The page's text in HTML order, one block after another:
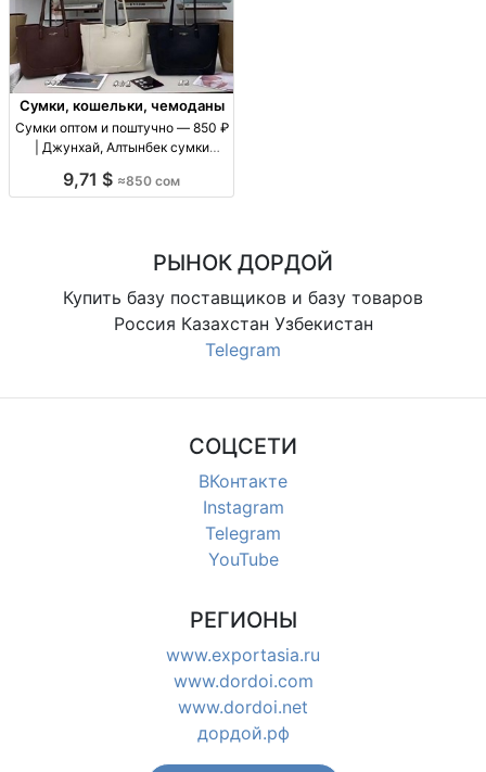
Сумки, кошельки, чемоданы
Сумки оптом и поштучно — 850 ₽
| Джунхай, Алтынбек сумки
по модели, повседневные, для
9,71 $ ≈850 сом
РЫНОК ДОРДОЙ
Купить базу поставщиков и базу товаров
Россия Казахстан Узбекистан
Telegram
СОЦСЕТИ
ВКонтакте
Instagram
Telegram
YouTube
РЕГИОНЫ
www.exportasia.ru
www.dordoi.com
www.dordoi.net
дордой.рф